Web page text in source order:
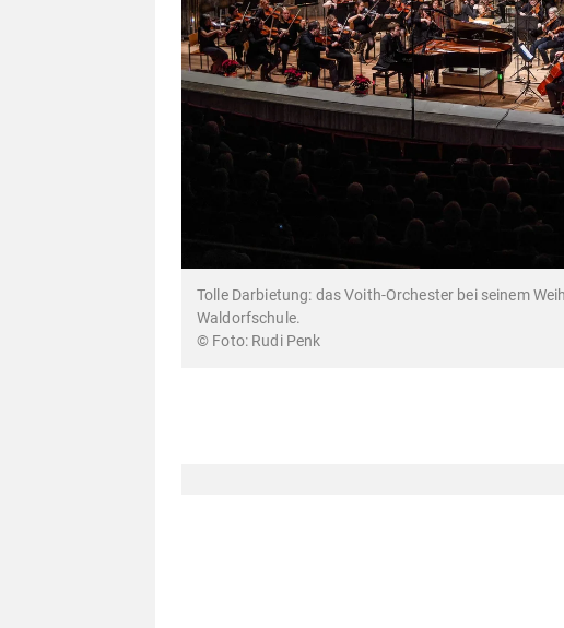
Tolle Darbietung: das Voith-Orchester bei seinem
Waldorfschule.
© Foto: Rudi Penk